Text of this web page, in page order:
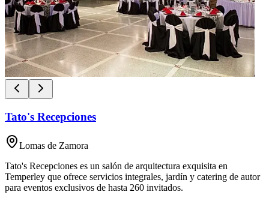
Tato's Recepciones
Lomas de Zamora
Tato's Recepciones es un salón de arquitectura exquisita en
Temperley que ofrece servicios integrales, jardín y catering de autor
para eventos exclusivos de hasta 260 invitados.